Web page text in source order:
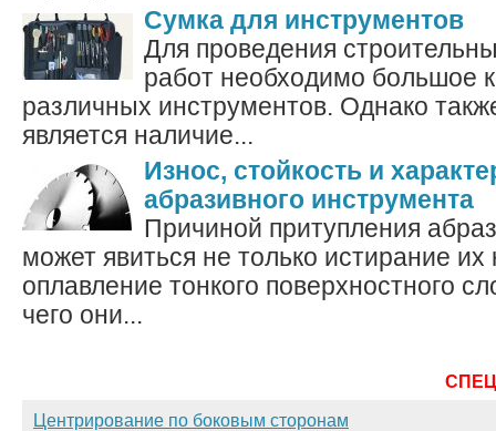
Сумка для инструментов
Для проведения
работ необходимо большое
различных инструментов. Однако
является наличие...
Износ, стойкость и
абразивного инструмента
Причиной притупления
может явиться не только истирание их
оплавление тонкого поверхностного
чего они...
Центрирование по боковым сторонам